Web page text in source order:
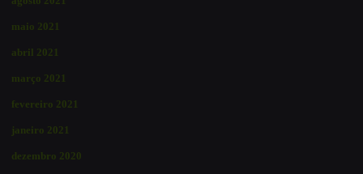
maio 2021
abril 2021
março 2021
fevereiro 2021
janeiro 2021
dezembro 2020